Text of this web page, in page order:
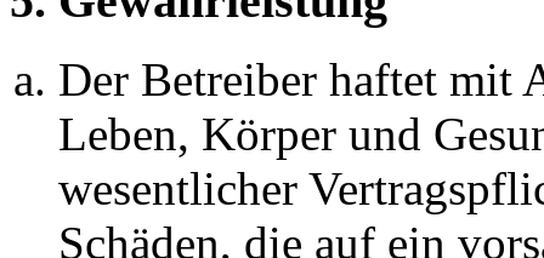
Der Betreiber haftet mit
Leben, Körper und
wesentlicher
Schäden, die auf ein